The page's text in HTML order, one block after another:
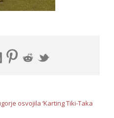
osvojila ‘Karting Tiki-Taka